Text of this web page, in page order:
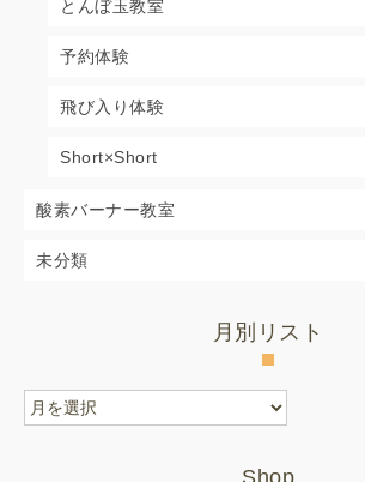
とんぼ玉教室
予約体験
飛び入り体験
Short×Short
酸素バーナー教室
未分類
月別リスト
月
別
Shop